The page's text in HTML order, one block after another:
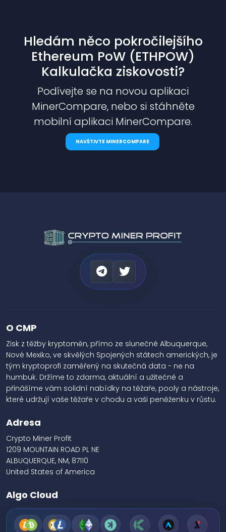
Hledám něco pokročilejšího
Ethereum PoW (ETHPOW)
Kalkulačka ziskovosti?
Podívejte se na novou aplikaci
MinerCompare, nebo si stáhněte
mobilní aplikaci MinerCompare.
NAVŠTIVTE MINERCOMPARE
O CMP
Zisk z těžby kryptoměn, přímo ze slunečné Albuquerque,
Nové Mexiko, ve skvělých Spojených státech amerických, je
tým kryptoprofi zaměřený na skutečná data - ne na
humbuk. Držíme to zdarma, aktuální a užitečné a
přinášíme vám solidní nabídky na těžaře, pooly a nástroje,
které udržují vaše těžaře v chodu a vaši peněženku v růstu.
Adresa
Crypto Miner Profit
1209 MOUNTAIN ROAD PL NE
ALBUQUERQUE, NM, 87110
United States of America
Algo Cloud